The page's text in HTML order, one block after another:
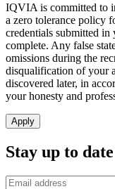
IQVIA is committed to
a zero tolerance policy
credentials submitted
complete. Any false
omissions during the
disqualification of your
discovered later, in
your honesty and
Apply
Stay up to